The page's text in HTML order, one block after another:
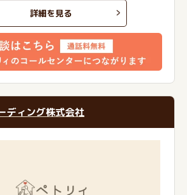
詳細を見る
ディング株式会社